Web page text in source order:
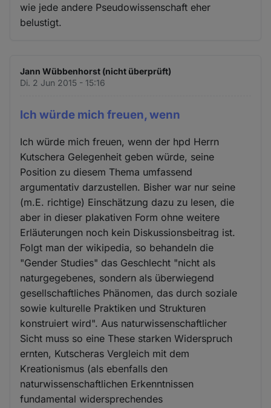
wie jede andere Pseudowissenschaft eher
belustigt.
Jann Wübbenhorst (nicht überprüft)
Di. 2 Jun 2015 - 15:16
Ich würde mich freuen, wenn
Ich würde mich freuen, wenn der hpd Herrn
Kutschera Gelegenheit geben würde, seine
Position zu diesem Thema umfassend
argumentativ darzustellen. Bisher war nur seine
(m.E. richtige) Einschätzung dazu zu lesen, die
aber in dieser plakativen Form ohne weitere
Erläuterungen noch kein Diskussionsbeitrag ist.
Folgt man der wikipedia, so behandeln die
"Gender Studies" das Geschlecht "nicht als
naturgegebenes, sondern als überwiegend
gesellschaftliches Phänomen, das durch soziale
sowie kulturelle Praktiken und Strukturen
konstruiert wird". Aus naturwissenschaftlicher
Sicht muss so eine These starken Widerspruch
ernten, Kutscheras Vergleich mit dem
Kreationismus (als ebenfalls den
naturwissenschaftlichen Erkenntnissen
fundamental widersprechendes